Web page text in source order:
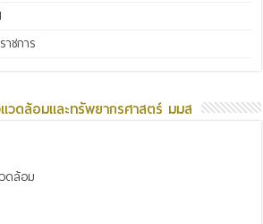
ชการ
วดล้อมและทรัพยากรศาสตร์ มมส
ดล้อม